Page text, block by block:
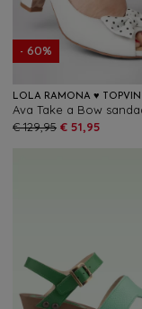
- 60%
LOLA RAMONA ♥
€ 129,95 € 51,95